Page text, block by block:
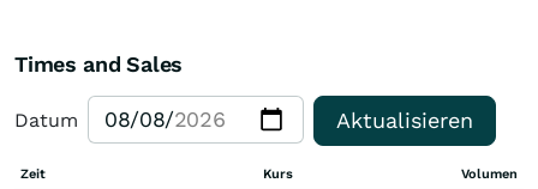
Times and Sales
Datum Aktualisieren
Zeit Kurs Volumen